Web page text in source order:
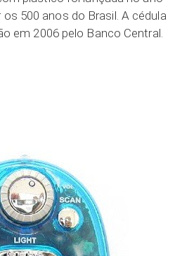
500 anos do Brasil. A cédula
em 2006 pelo Banco Central.